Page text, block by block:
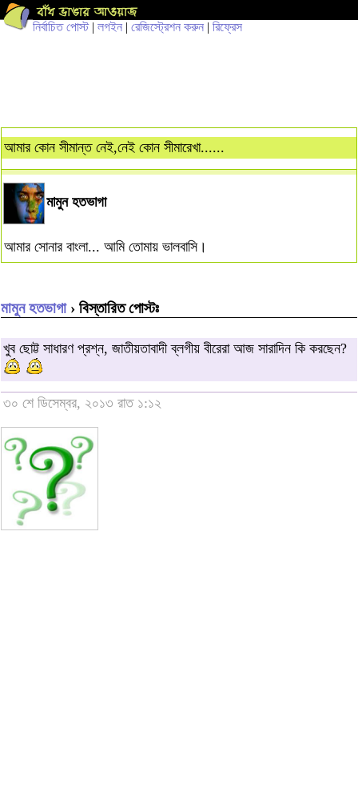
নির্বাচিত পোস্ট| লগইন | রেজিস্ট্রেশন করুন | রিফ্রেস
আমার কোন সীমান্ত নেই,নেই কোন সীমারেখা......
মামুন হতভাগা
আমার সোনার বাংলা... আমি তোমায় ভালবাসি।
মামুন হতভাগা› বিস্তারিত পোস্টঃ
খুব ছোট্ট সাধারণ প্রশ্ন, জাতীয়তাবাদী ব্লগীয় বীরেরা আজ সারাদিন কি করছেন?
৩০ শে ডিসেম্বর, ২০১৩ রাত ১:১২